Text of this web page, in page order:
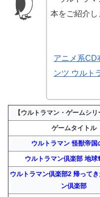
本をご紹介し
アニメ系CD
ンツ ウルト
【ウルトラマン・ゲームシ
ゲームタイトル
ウルトラマン 怪獣帝国
ウルトラマン倶楽部 地球
ウルトラマン倶楽部2 帰って
ン倶楽部